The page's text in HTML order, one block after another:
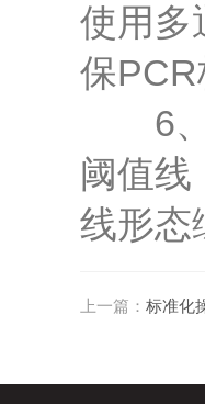
使用多
保
6、
阈值线
线形态
上一篇： 标准化